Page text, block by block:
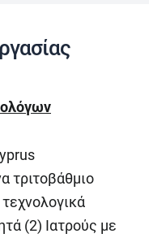
τριτοβάθμιο
(2) Ιατρούς με